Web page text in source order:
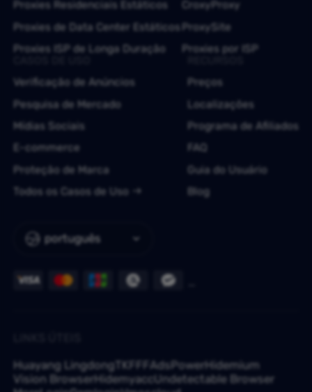
português
Proxies Residenciais Estáticos
Proxies de Data Center Estáticos
Proxies ISP de Longa Duração
CroxyProxy
ProxySite
Proxies por ISP
Verificação de Anúncios
Pesquisa de Mercado
Mídias Sociais
E-commerce
Proteção de Marca
Todos os Casos de Uso
Preços
Localizações
Programa de Afiliados
FAQ
Guia do Usuário
Blog
Huayang Lingdong TKFFF AdsPowerHidemium
Vision BrowserHidemyaccUndetectable Browser